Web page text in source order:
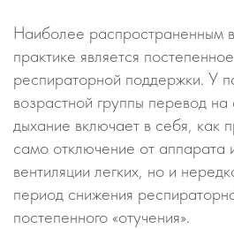
Наиболее распространенным
практике является
респираторной поддержки. У
возрастной группы перевод
дыхание включает в себя, как
само отключение от аппарата
вентиляции легких, но и
период снижения
постепенного «отучения».